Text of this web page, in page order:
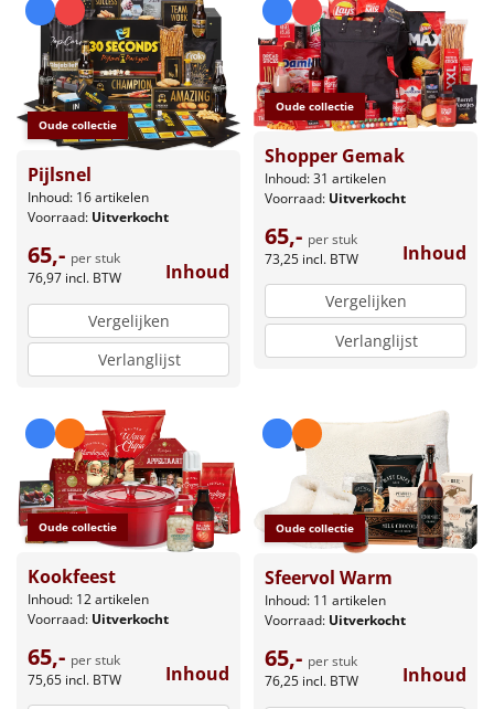
Oude collectie
Pijlsnel
Inhoud: 16 artikelen
Voorraad: Uitverkocht
65,- per stuk
76,97 incl. BTW Inhoud
Vergelijken
Verlanglijst
Oude collectie
Shopper Gemak
Inhoud: 31 artikelen
Voorraad: Uitverkocht
65,- per stuk
73,25 incl. BTW Inhoud
Vergelijken
Verlanglijst
Oude collectie
Kookfeest
Inhoud: 12 artikelen
Voorraad: Uitverkocht
65,- per stuk
75,65 incl. BTW Inhoud
Oude collectie
Sfeervol Warm
Inhoud: 11 artikelen
Voorraad: Uitverkocht
65,- per stuk
76,25 incl. BTW Inhoud